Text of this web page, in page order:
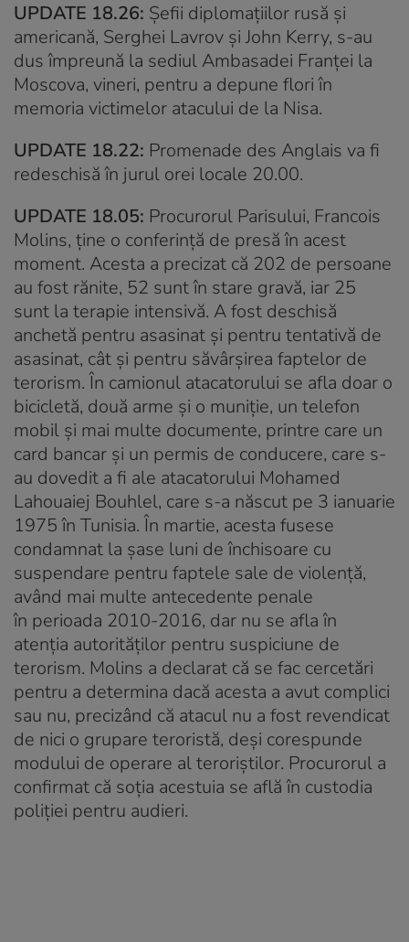
UPDATE 18.26: Şefii diplomaţiilor rusă şi
americană, Serghei Lavrov şi John Kerry, s-au
dus împreună la sediul Ambasadei Franţei la
Moscova, vineri, pentru a depune flori în
memoria victimelor atacului de la Nisa.
UPDATE 18.22: Promenade des Anglais va fi
redeschisă în jurul orei locale 20.00.
UPDATE 18.05: Procurorul Parisului, Francois
Molins, ține o conferință de presă în acest
moment. Acesta a precizat că 202 de persoane
au fost rănite, 52 sunt în stare gravă, iar 25
sunt la terapie intensivă. A fost deschisă
anchetă pentru asasinat și pentru tentativă de
asasinat, cât și pentru săvârșirea faptelor de
terorism. În camionul atacatorului se afla doar o
bicicletă, două arme și o muniție, un telefon
mobil și mai multe documente, printre care un
card bancar și un permis de conducere, care s-
au dovedit a fi ale atacatorului Mohamed
Lahouaiej Bouhlel, care s-a născut pe 3 ianuarie
1975 în Tunisia. În martie, acesta fusese
condamnat la șase luni de închisoare cu
suspendare pentru faptele sale de violență,
având mai multe antecedente penale
în perioada 2010-2016, dar nu se afla în
atenția autorităților pentru suspiciune de
terorism. Molins a declarat că se fac cercetări
pentru a determina dacă acesta a avut complici
sau nu, precizând că atacul nu a fost revendicat
de nici o grupare teroristă, deși corespunde
modului de operare al teroriștilor. Procurorul a
confirmat că soția acestuia se află în custodia
poliției pentru audieri.